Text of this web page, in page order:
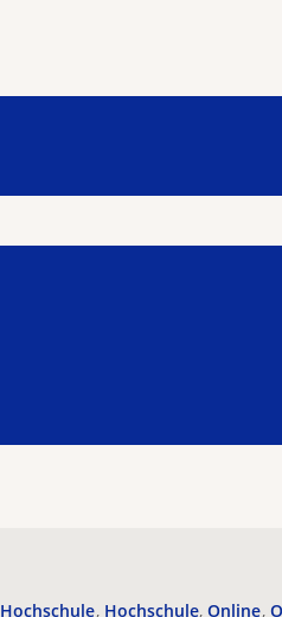
Hochschule Hochschule Online